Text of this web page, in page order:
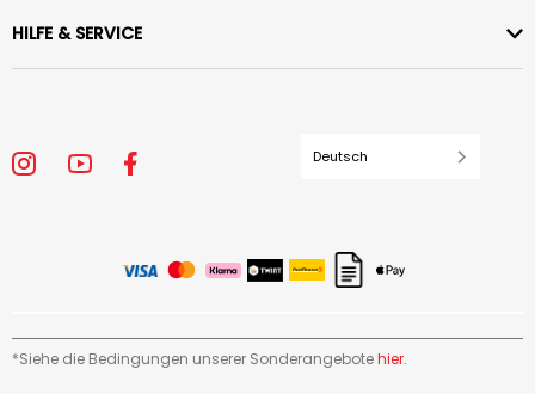
HILFE & SERVICE
Deutsch
*Siehe die Bedingungen unserer Sonderangebotehier.